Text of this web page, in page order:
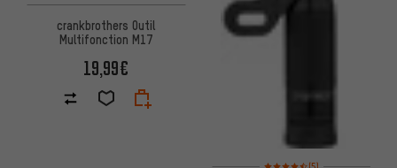
crankbrothers Outil
Multifonction M17
19,99€
Note moyenne : 4,5 sur 5